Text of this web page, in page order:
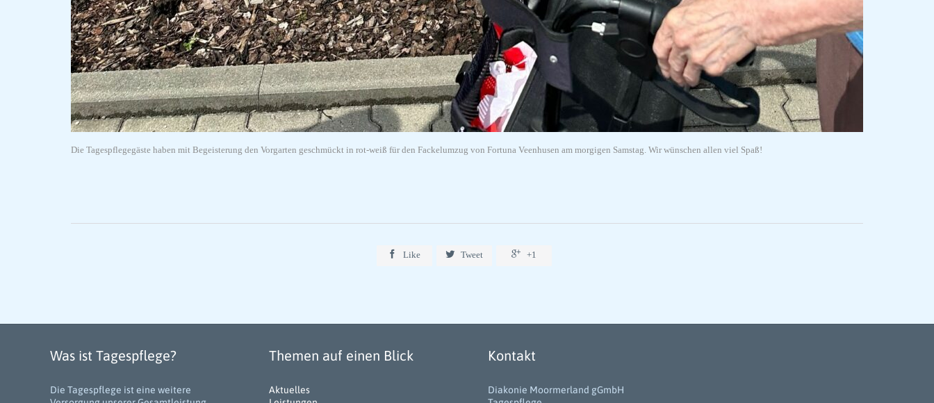
Die Tagespflegegäste haben mit Begeisterung den Vorgarten geschmückt in rot-weiß für den Fackelumzug von Fortuna Veenhusen am morgigen Samstag. Wir wünschen allen viel Spaß!
 Like  Tweet  +1
Was ist Tagespflege?
Die Tagespflege ist eine weitere
Themen auf einen Blick
Aktuelles
Kontakt
Diakonie Moormerland gGmbH